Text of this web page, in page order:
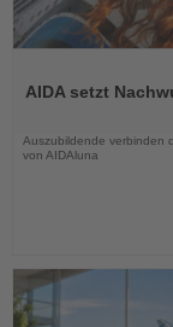
die
AIDA setzt
Auszubildende verbinden
von AIDAluna